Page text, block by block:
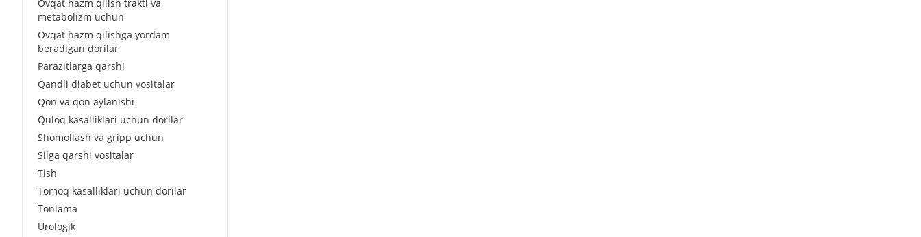
Ovqat hazm qilish trakti va
metabolizm uchun
Ovqat hazm qilishga yordam
beradigan dorilar
Parazitlarga qarshi
Qandli diabet uchun vositalar
Qon va qon aylanishi
Quloq kasalliklari uchun dorilar
Shomollash va gripp uchun
Silga qarshi vositalar
Tish
Tomoq kasalliklari uchun dorilar
Tonlama
Urologik